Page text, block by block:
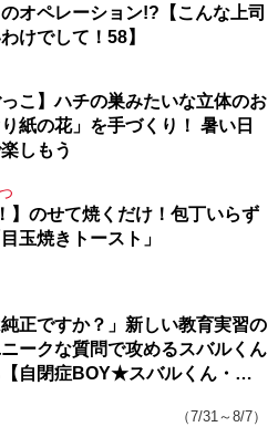
オペレーション!?【こんな上司
わけでして！58】
っこ】ハチの巣みたいな立体のお
紙の花」を手づくり！ 暑い日
しもう
】のせて焼くだけ！包丁いらず
玉焼きトースト」
純正ですか？」新しい教育実習の
ークな質問で攻めるスバルくん
自閉症BOY★スバルくん・
（7/31～8/7）